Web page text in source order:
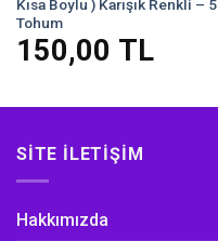
Kısa Boylu ) Karışık Renkli – 5
Tohum
150,00 TL
SITE İLETIŞIM
Hakkımızda